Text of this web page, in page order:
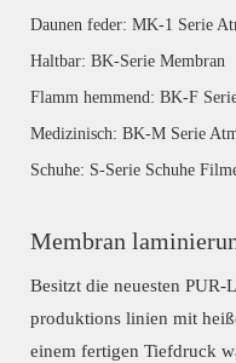
Daunen feder: MK-1 Serie
Haltbar: BK-Serie Membran
Flamm hemmend: BK-F
Medizinisch: BK-M Serie
Schuhe: S-Serie Schuhe
Membran
Besitzt die neuesten PUR-
produktions linien mit
einem fertigen Tiefdruck